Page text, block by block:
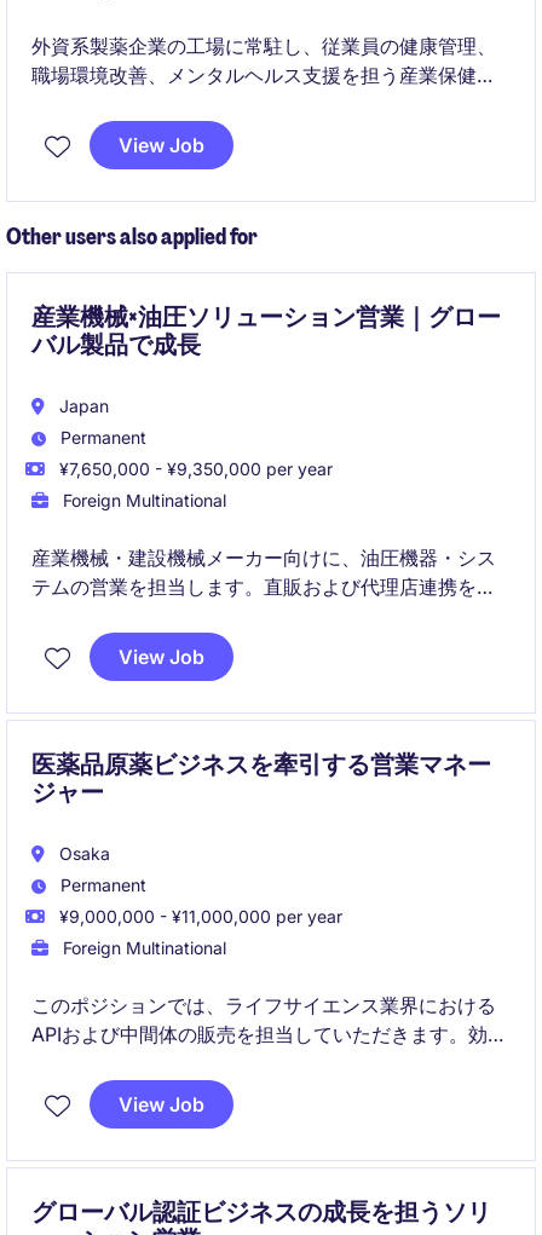
外資系製薬企業の工場に常駐し、従業員の健康管理、
職場環境改善、メンタルヘルス支援を担う産業保健師
製造現場に深く関わりながら、保健師としての専門性
を活かし、主体的に業務をリードしていただきます。
View Job
Other users also applied for
産業機械×油圧ソリューション営業｜グロー
バル製品で成長
Japan
Permanent
¥7,650,000 - ¥9,350,000 per year
Foreign Multinational
産業機械・建設機械メーカー向けに、油圧機器・シス
テムの営業を担当します。直販および代理店連携を通
View Job
医薬品原薬ビジネスを牽引する営業マネー
ジャー
Osaka
Permanent
¥9,000,000 - ¥11,000,000 per year
Foreign Multinational
このポジションでは、ライフサイエンス業界における
APIおよび中間体の販売を担当していただきます。効果
重要な役割を担います。
View Job
グローバル認証ビジネスの成長を担うソリ